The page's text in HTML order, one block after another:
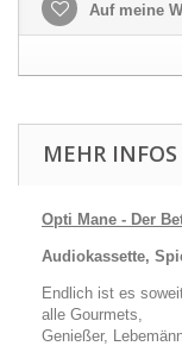
Auf meine
MEHR INFOS
Opti Mane - Der
Audiokassette,
Endlich ist es
alle Gourmets,
Genießer,